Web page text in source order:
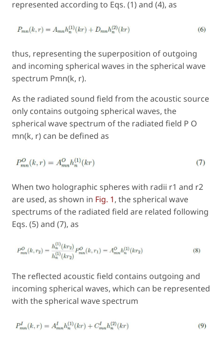
represented according to Eqs. (1) and (4), as
thus, representing the superposition of outgoing
and incoming spherical waves in the spherical wave
spectrum Pmn(k, r).
As the radiated sound field from the acoustic source
only contains outgoing spherical waves, the
spherical wave spectrum of the radiated field P O
mn(k, r) can be defined as
When two holographic spheres with radii r1 and r2
are used, as shown in Fig. 1, the spherical wave
spectrums of the radiated field are related following
Eqs. (5) and (7), as
The reflected acoustic field contains outgoing and
incoming spherical waves, which can be represented
with the spherical wave spectrum